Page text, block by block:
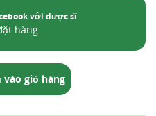
với dược sĩ
hàng
vào giỏ hàng